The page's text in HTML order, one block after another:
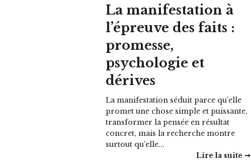
La manifestation à
l’épreuve des faits :
promesse,
psychologie et
dérives
La manifestation séduit parce qu’elle
promet une chose simple et puissante,
transformer la pensée en résultat
concret, mais la recherche montre
surtout qu’elle...
Lire la suite ➞